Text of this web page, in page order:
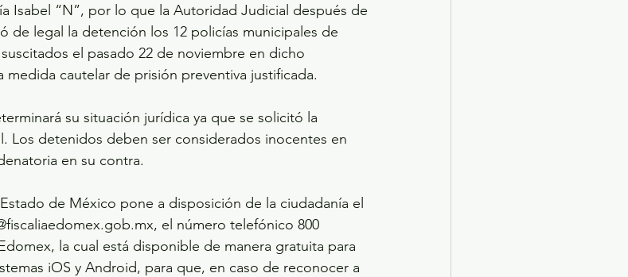
Isabel “N”, por lo que la Autoridad Judicial después de
de legal la detención los 12 policías municipales de
el pasado 22 de noviembre en dicho
cautelar de prisión preventiva justificada.
su situación jurídica ya que se solicitó la
Los detenidos deben ser considerados inocentes en
en su contra.
de México pone a disposición de la ciudadanía el
el número telefónico 800
la cual está disponible de manera gratuita para
iOS y Android, para que, en caso de reconocer a